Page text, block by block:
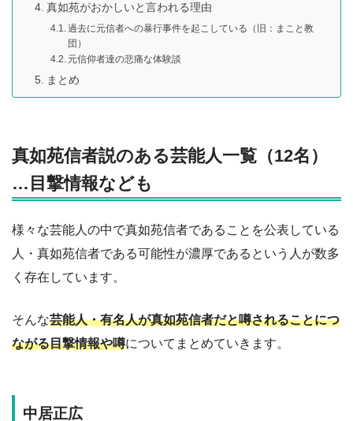
真如苑がおかしいと言われる理由
過去に元信者への暴行事件を起こしている（旧：まこと教
団）
元信仰者達の悲痛な体験談
まとめ
真如苑信者説のある芸能人一覧（12名）
…目撃情報なども
様々な芸能人の中で真如苑信者であることを公表している
人・真如苑信者である可能性が濃厚であるという人が数多
く存在しています。
そんな芸能人・有名人が真如苑信者だと噂されることにつ
ながる目撃情報や噂についてまとめていきます。
中居正広